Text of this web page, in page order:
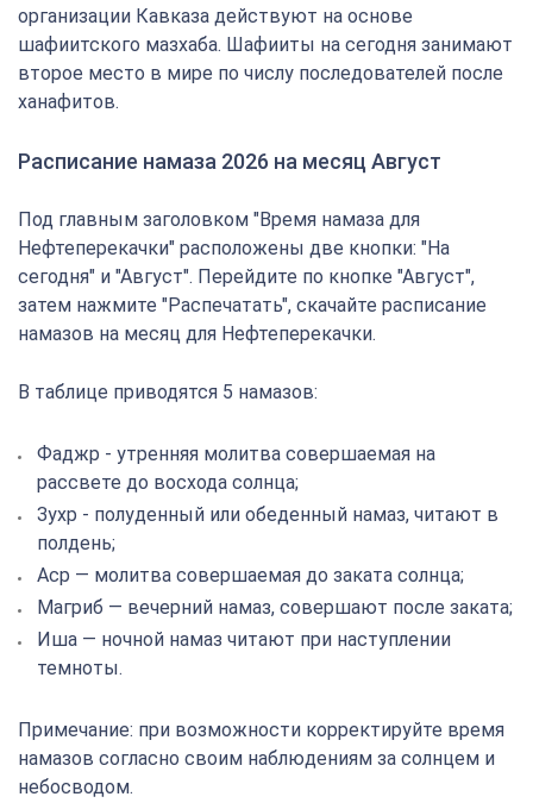
организации Кавказа действуют на основе
шафиитского мазхаба. Шафииты на сегодня занимают
второе место в мире по числу последователей после
ханафитов.
Расписание намаза 2026 на месяц Август
Под главным заголовком "Время намаза для
Нефтеперекачки" расположены две кнопки: "На
сегодня" и "Август". Перейдите по кнопке "Август",
затем нажмите "Распечатать", скачайте расписание
намазов на месяц для Нефтеперекачки.
В таблице приводятся 5 намазов:
Фаджр - утренняя молитва совершаемая на
рассвете до восхода солнца;
Зухр - полуденный или обеденный намаз, читают в
полдень;
Аср — молитва совершаемая до заката солнца;
Магриб — вечерний намаз, совершают после заката;
Иша — ночной намаз читают при наступлении
темноты.
Примечание: при возможности корректируйте время
намазов согласно своим наблюдениям за солнцем и
небосводом.